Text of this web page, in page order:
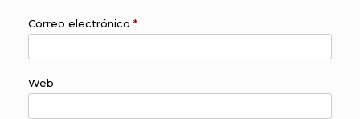
Correo electrónico *
Web